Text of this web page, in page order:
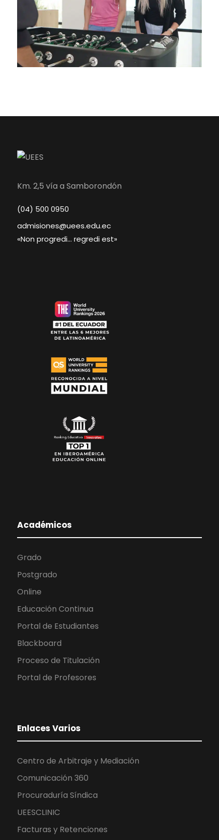
Km. 2,5 vía a Samborondón
(04) 500 0950
admisiones@uees.edu.ec
«Non progredi… regredi est»
Académicos
Grado
Postgrado
Online
Educación Continua
Portal de Estudiantes
Blackboard
Proceso de Titulación
Portal de Profesores
Enlaces Varios
Centro de Arbitraje y Mediación
Comunicación 360
Procuraduría Síndica
UEESCLINIC
Facturas y Retenciones